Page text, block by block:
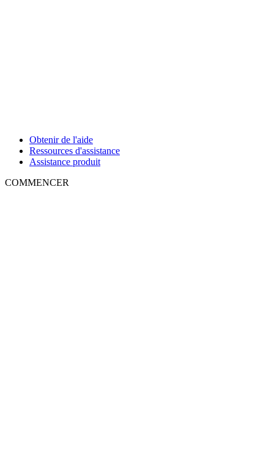
Obtenir de l'aide
Ressources d'assistance
Assistance produit
COMMENCER